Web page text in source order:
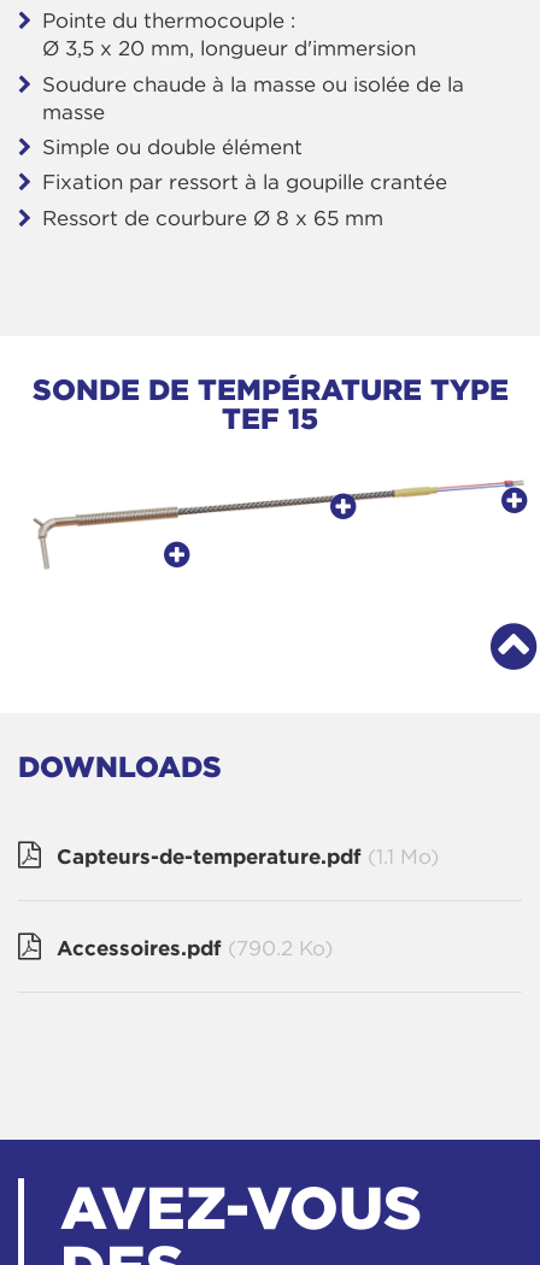
Pointe du thermocouple :
Ø 3,5 x 20 mm, longueur d'immersion
Soudure chaude à la masse ou isolée de la
masse
Simple ou double élément
Fixation par ressort à la goupille crantée
Ressort de courbure Ø 8 x 65 mm
SONDE DE TEMPÉRATURE TYPE
TEF 15
DOWNLOADS
Capteurs-de-temperature.pdf (1.1 Mo)
Accessoires.pdf (790.2 Ko)
AVEZ-VOUS